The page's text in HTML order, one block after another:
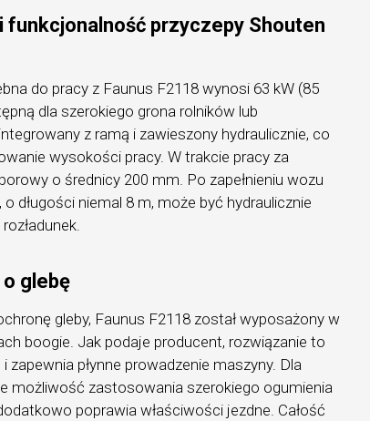
funkcjonalność przyczepy Shouten
do pracy z Faunus F2118 wynosi 63 kW (85
dla szerokiego grona rolników lub
z ramą i zawieszony hydraulicznie, co
wysokości pracy. W trakcie pracy za
o średnicy 200 mm. Po zapełnieniu wozu
długości niemal 8 m, może być hydraulicznie
glebę
gleby, Faunus F2118 został wyposażony w
boogie. Jak podaje producent, rozwiązanie to
zapewnia płynne prowadzenie maszyny. Dla
możliwość zastosowania szerokiego ogumienia
poprawia właściwości jezdne. Całość